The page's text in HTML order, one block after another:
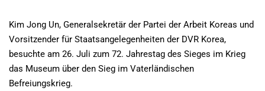
Kim Jong Un, Generalsekretär der Partei der Arbeit Koreas und
Vorsitzender für Staatsangelegenheiten der DVR Korea,
besuchte am 26. Juli zum 72. Jahrestag des Sieges im Krieg
das Museum über den Sieg im Vaterländischen
Befreiungskrieg.